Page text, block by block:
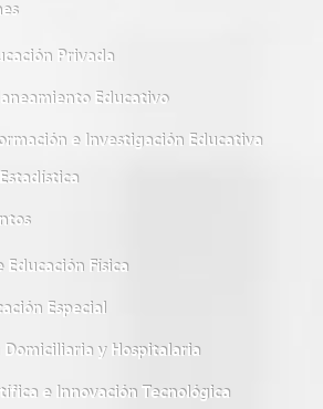
Privada
Educativo
e Investigación Educativa
Educación Física
Especial
Domiciliaria y Hospitalaria
e Innovación Tecnológica